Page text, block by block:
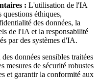
: L'utilisation de l'IA
éthiques,
des données, la
de l'IA et la responsabilité
par des systèmes d'IA.
données sensibles traitées
mesures de sécurité robustes
et garantir la conformité aux